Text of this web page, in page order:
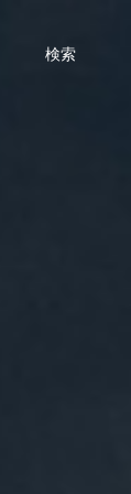
検索